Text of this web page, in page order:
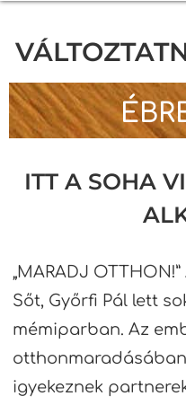
ITT A SOHA
„MARADJ
Sőt, Győrfi Pál lett
mémiparban. Az
igyekeznek